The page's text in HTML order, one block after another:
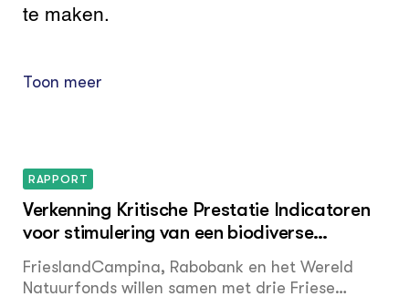
te maken.
Toon meer
RAPPORT
Verkenning Kritische Prestatie Indicatoren
voor stimulering van een biodiverse
melkveehouderij
FrieslandCampina, Rabobank en het Wereld
Natuurfonds willen samen met drie Friese